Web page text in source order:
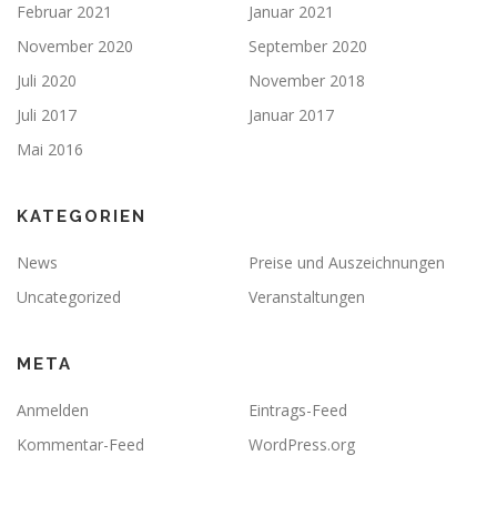
Februar 2021
Januar 2021
November 2020
September 2020
Juli 2020
November 2018
Juli 2017
Januar 2017
Mai 2016
KATEGORIEN
News
Preise und Auszeichnungen
Uncategorized
Veranstaltungen
META
Anmelden
Eintrags-Feed
Kommentar-Feed
WordPress.org